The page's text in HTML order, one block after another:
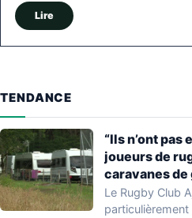
Lire
TENDANCE
“Ils n’ont pas
joueurs de
caravanes de
s’installer
délogent en
Le Rugby Club